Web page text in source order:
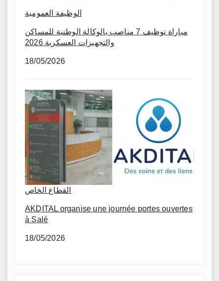
الوظيفة العمومية
مباراة توظيف 7 مناصب بالوكالة الوطنية للمساكن
والتجهيزات العسكرية 2026
18/05/2026
القطاع الخاص
AKDITAL organise une journée portes ouvertes
à Salé
18/05/2026